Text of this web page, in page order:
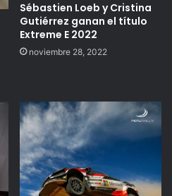
Sébastien Loeb y Cristina
Gutiérrez ganan el título
Extreme E 2022
noviembre 28, 2022